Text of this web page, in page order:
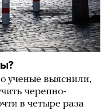
ученые выяснили,
черепно-
в четыре раза